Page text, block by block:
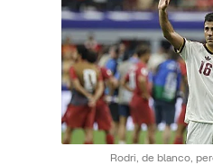
Rodri, de blanco,